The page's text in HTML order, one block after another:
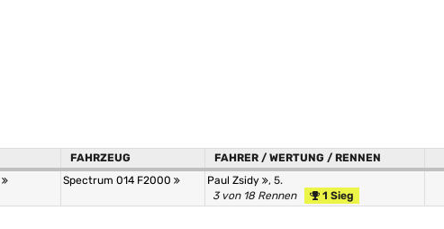
FAHRZEUG FAHRER / WERTUNG / RENNEN
Spectrum 014 F2000 Paul Zsidy
, 5.
3 von 18 Rennen
1 Sieg